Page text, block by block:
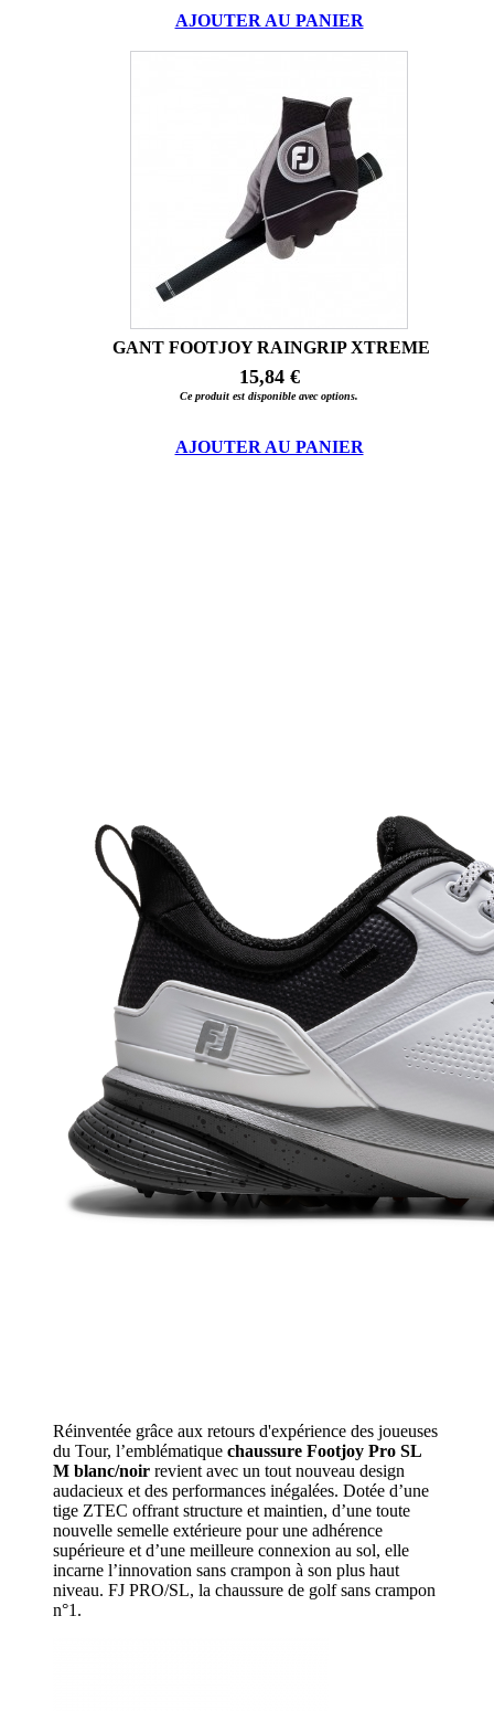
AJOUTER AU PANIER
GANT FOOTJOY RAINGRIP XTREME
15,84 €
Ce produit est disponible avec options.
AJOUTER AU PANIER
Réinventée grâce aux retours d'expérience des joueuses
du Tour, l’emblématique chaussure Footjoy Pro SL
M blanc/noir revient avec un tout nouveau design
audacieux et des performances inégalées. Dotée d’une
tige ZTEC offrant structure et maintien, d’une toute
nouvelle semelle extérieure pour une adhérence
supérieure et d’une meilleure connexion au sol, elle
incarne l’innovation sans crampon à son plus haut
niveau. FJ PRO/SL, la chaussure de golf sans crampon
n°1.